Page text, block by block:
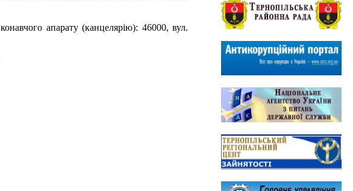
апарату (канцелярію): 46000, вул.